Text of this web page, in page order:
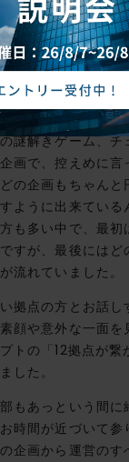
謎解きゲーム、チ
画で、控えめに言
の企画もちゃんと
ように出来ている
も多い中で、最初
すが、最後にはど
流れていました。
拠点の方とお話し
顔や意外な一面を
トの「12拠点が繋
した。
もあっという間に
時間が近づいて参
企画から運営のす